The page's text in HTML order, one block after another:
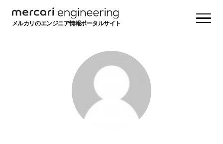
メルカリのエンジニア情報ポータルサイト